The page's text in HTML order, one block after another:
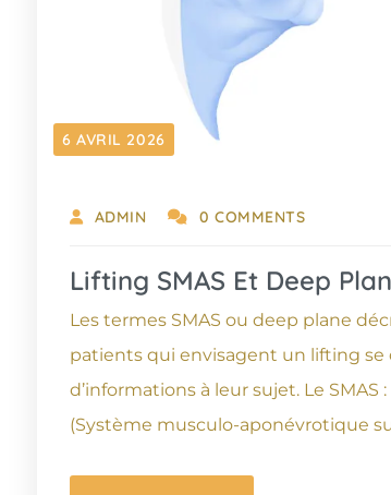
6 AVRIL 2026
ADMIN 0 COMMENTS
Lifting SMAS Et Deep
Les termes SMAS ou deep plane
patients qui envisagent un lifting
d’informations à leur sujet. Le
(Système musculo-aponévrotique